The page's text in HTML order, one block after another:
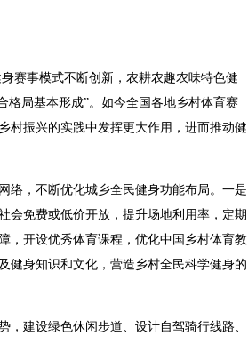
赛事模式不断创新，农耕农趣农味特色健
格局基本形成”。如今全国各地乡村体育赛
村振兴的实践中发挥更大作用，进而推动健
，不断优化城乡全民健身功能布局。一是
会免费或低价开放，提升场地利用率，定期
，开设优秀体育课程，优化中国乡村体育教
健身知识和文化，营造乡村全民科学健身的
建设绿色休闲步道、设计自驾骑行线路、